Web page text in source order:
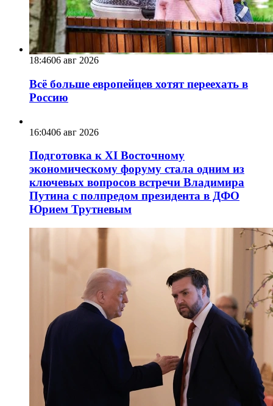
18:4606 авг 2026
Всё больше европейцев хотят переехать в
Россию
16:0406 авг 2026
Подготовка к XI Восточному
экономическому форуму стала одним из
ключевых вопросов встречи Владимира
Путина с полпредом президента в ДФО
Юрием Трутневым